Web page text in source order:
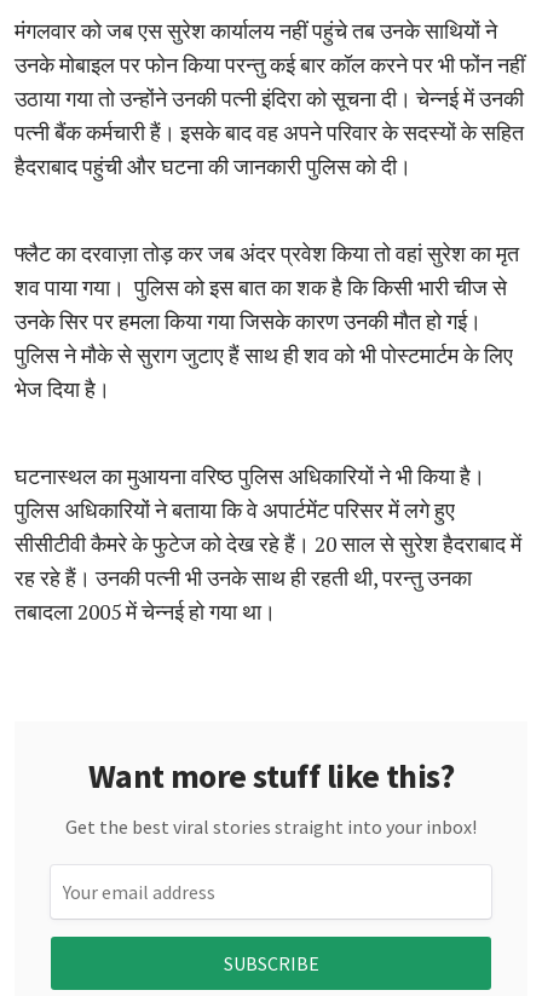
मंगलवार को जब एस सुरेश कार्यालय नहीं पहुंचे तब उनके साथियों ने
उनके मोबाइल पर फोन किया परन्तु कई बार कॉल करने पर भी फोंन नहीं
उठाया गया तो उन्होंने उनकी पत्नी इंदिरा को सूचना दी। चेन्नई में उनकी
पत्नी बैंक कर्मचारी हैं। इसके बाद वह अपने परिवार के सदस्यों के सहित
हैदराबाद पहुंची और घटना की जानकारी पुलिस को दी।
फ्लैट का दरवाज़ा तोड़ कर जब अंदर प्रवेश किया तो वहां सुरेश का मृत
शव पाया गया। पुलिस को इस बात का शक है कि किसी भारी चीज से
उनके सिर पर हमला किया गया जिसके कारण उनकी मौत हो गई।
पुलिस ने मौके से सुराग जुटाए हैं साथ ही शव को भी पोस्टमार्टम के लिए
भेज दिया है।
घटनास्थल का मुआयना वरिष्ठ पुलिस अधिकारियों ने भी किया है।
पुलिस अधिकारियों ने बताया कि वे अपार्टमेंट परिसर में लगे हुए
सीसीटीवी कैमरे के फुटेज को देख रहे हैं। 20 साल से सुरेश हैदराबाद में
रह रहे हैं। उनकी पत्नी भी उनके साथ ही रहती थी, परन्तु उनका
तबादला 2005 में चेन्नई हो गया था।
Want more stuff like this?
Get the best viral stories straight into your inbox!
SUBSCRIBE